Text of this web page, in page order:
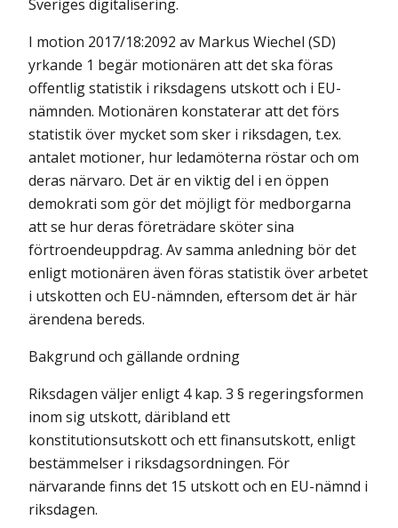
Sveriges digitalisering.
I motion 2017/18:2092 av Markus Wiechel (SD)
yrkande 1 begär motionären att det ska föras
offentlig statistik i riksdagens utskott och i EU-
nämnden. Motionären konstaterar att det förs
statistik över mycket som sker i riksdagen, t.ex.
antalet motioner, hur ledamöterna röstar och om
deras närvaro. Det är en viktig del i en öppen
demokrati som gör det möjligt för medborgarna
att se hur deras företrädare sköter sina
förtroendeuppdrag. Av samma anledning bör det
enligt motionären även föras statistik över arbetet
i utskotten och EU-nämnden, eftersom det är här
ärendena bereds.
Bakgrund och gällande ordning
Riksdagen väljer enligt 4 kap. 3 § regeringsformen
inom sig utskott, däribland ett
konstitutionsutskott och ett finansutskott, enligt
bestämmelser i riksdags­ordningen. För
närvarande finns det 15 utskott och en EU-nämnd i
riksdagen.